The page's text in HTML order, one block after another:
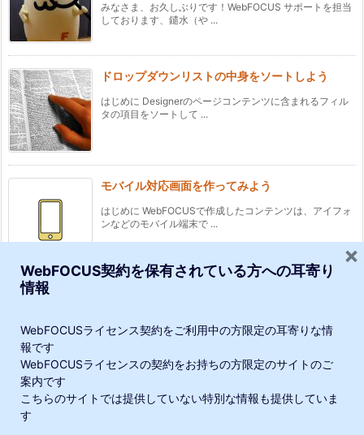
みなさま、お久しぶりです！WebFOCUS サポートを担当
しております、鑓水（や ...
ドロップダウンリストの中身をソートしよう
はじめに Designerのページコンテンツに含まれるフィル
タの項目をソートして ...
モバイル対応画面を作ってみよう
はじめに WebFOCUSで作成したコンテンツは、アイフォ
ンなどのモバイル端末で ...
WebFOCUS Clientのセキュリティセンターで管理される
当サイトでは、利便性向上や閲覧の追跡のために、Google・他連携サー
ビスによりCookieが使用されています。サイトの閲覧を続けた場合、
WebFOCUS契約を保有されている方への耳寄り
情報
WebFOCUSライセンス契約をご利用中の方限定の耳寄りな情
報です
WebFOCUSライセンスの契約をお持ちの方限定のサイトのご
案内です
こちらのサイトでは提供していない特別な情報も提供していま
す
×